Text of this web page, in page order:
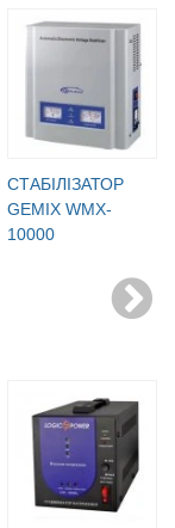
СТАБІЛІЗАТОР
GEMIX WMX-
10000